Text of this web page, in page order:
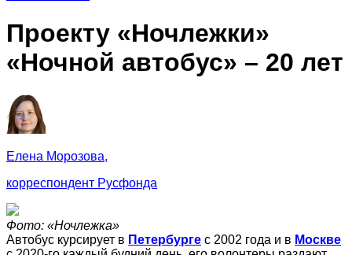
Проекту «Ночлежки»
«Ночной автобус» – 20 лет
Елена Морозова,
корреспондент Русфонда
Фото: «Ночлежка»
Автобус курсирует в Петербурге с 2002 года и в Москве